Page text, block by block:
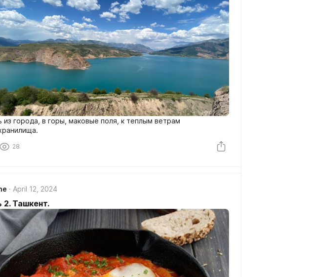
из города, в горы, маковые поля, к теплым ветрам
28
April 12, 2024
2. Ташкент.